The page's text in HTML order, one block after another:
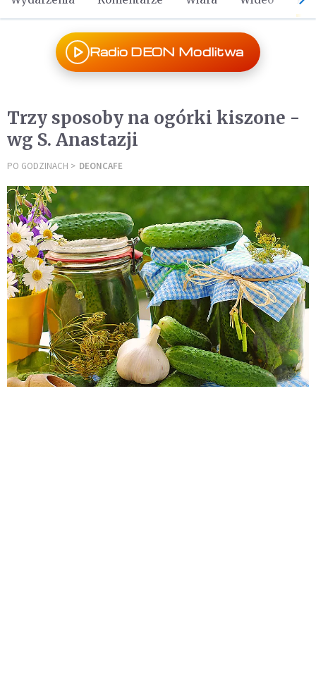
Radio DEON Modlitwa
Trzy sposoby na ogórki kiszone -
wg S. Anastazji
PO GODZINACH DEONCAFE